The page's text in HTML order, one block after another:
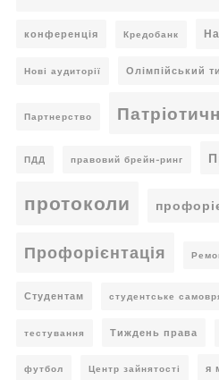
конференція Кредобанк
Нові аудиторії Олімпійський
Партнерство
ПДД правовий брейн-ринг
протоколи
Профорієнтація
Студентам студентське
тестування Тиждень права
футбол Центр зайнятості я